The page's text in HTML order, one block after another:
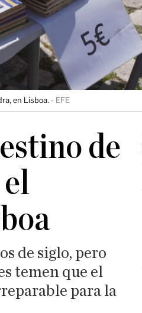
en Lisboa. EFE
de
de siglo, pero
temen que el
para la